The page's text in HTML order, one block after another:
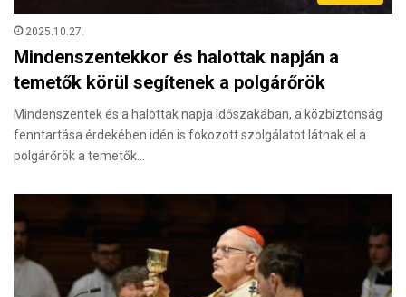
2025.10.27.
Mindenszentekkor és halottak napján a
temetők körül segítenek a polgárőrök
Mindenszentek és a halottak napja időszakában, a közbiztonság
fenntartása érdekében idén is fokozott szolgálatot látnak el a
polgárőrök a temetők…